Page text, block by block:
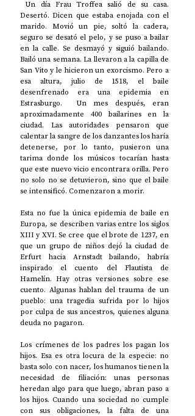
Desertó. Dicen que estaba enojada con el
marido. Movió un pie, soltó la cadera,
seguro se desató el pelo, y se puso a bailar
en la calle. Se desmayó y siguió bailando.
Bailó una semana. La llevaron a la capilla de
San Vito y le hicieron un exorcismo. Pero a
esa altura, julio de 1518, el baile
desenfrenado era una epidemia en
Estrasburgo.  Un mes después, eran
aproximadamente 400 bailarines en la
ciudad. Las autoridades pensaron que
calentar la sangre de los danzantes los haría
detenerse, por lo tanto, pusieron una
tarima donde los músicos tocarían hasta
que este nuevo vicio encontrara orilla. Pero
no solo no se detuvieron, sino que el baile
se intensificó. Comenzaron a morir.
Esta no fue la única epidemia de baile en
Europa, se describen varias entre los siglos
XIII y XVI. Se cree que el brote de 1237, en
que un grupo de niños dejó la ciudad de
Erfurt hacia Arnstadt bailando, habría
inspirado el cuento del Flautista de
Hamelín. Hay otras versiones sobre ese
cuento. Algunas hablan del trauma de un
pueblo: una tragedia sufrida por lo hijos
por culpa de sus ancestros, quienes alguna
deuda no pagaron.
Los crímenes de los padres los pagan los
hijos. Esa es otra locura de la especie: no
basta solo con nacer, los humanos tienen la
necesidad de filiación: unas personas
heredan algo para que luego, abran paso a
los hijos. Cuando una sociedad no cumple
con sus obligaciones, la falta de una